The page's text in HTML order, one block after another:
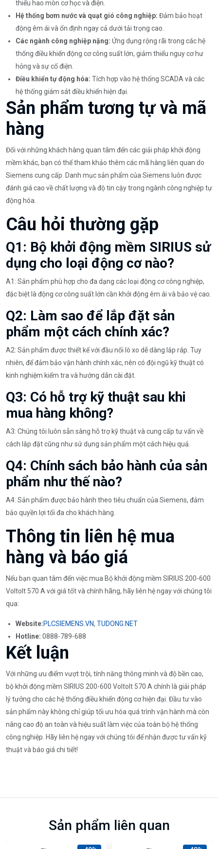
thiểu hao mòn cơ học và điện.
Hệ thống bơm nước và quạt gió công nghiệp: Đảm bảo hoạt
động êm ái và ổn định ngay cả dưới tải trọng cao.
Các ngành công nghiệp nặng: Ứng dụng rộng rãi trong các hệ
thống điều khiển động cơ công suất lớn, giảm thiểu nguy cơ hư
hỏng và sự cố điện.
Điều khiển tự động hóa: Tích hợp vào hệ thống SCADA và các
hệ thống giám sát điều khiển hiện đại.
Sản phẩm tương tự và mã
hàng
Đối với những khách hàng quan tâm đến các giải pháp khởi động
mềm khác, bạn có thể tham khảo thêm các mã hàng liên quan do
Siemens cung cấp. Danh mục sản phẩm của Siemens luôn được
đánh giá cao về chất lượng và độ tin cậy trong ngành công nghiệp tự
động hóa.
Câu hỏi thường gặp
Q1: Bộ khởi động mềm SIRIUS sử
dụng cho loại động cơ nào?
A1: Sản phẩm phù hợp cho đa dạng các loại động cơ công nghiệp,
đặc biệt là động cơ công suất lớn cần khởi động êm ái và bảo vệ cao.
Q2: Làm sao để lắp đặt sản
phẩm một cách chính xác?
A2: Sản phẩm được thiết kế với đầu nối lò xo dễ dàng lắp ráp. Tuy
nhiên, để đảm bảo vận hành chính xác, nên có đội ngũ kỹ thuật có
kinh nghiệm kiểm tra và hướng dẫn cài đặt.
Q3: Có hỗ trợ kỹ thuật sau khi
mua hàng không?
A3: Chúng tôi luôn sẵn sàng hỗ trợ kỹ thuật và cung cấp tư vấn về
cách lắp đặt cũng như sử dụng sản phẩm một cách hiệu quả.
Q4: Chính sách bảo hành của sản
phẩm như thế nào?
A4: Sản phẩm được bảo hành theo tiêu chuẩn của Siemens, đảm
bảo quyền lợi tối đa cho khách hàng.
Thông tin liên hệ mua
hàng và báo giá
Nếu bạn quan tâm đến việc mua Bộ khởi động mềm SIRIUS 200-600
Voltolt 570 A với giá tốt và chính hãng, hãy liên hệ ngay với chúng tôi
qua:
Website:PLCSIEMENS.VN, TUDONG.NET
Hotline: 0888-789-688
Kết luận
Với những ưu điểm vượt trội, tính năng thông minh và độ bền cao,
bộ khởi động mềm SIRIUS 200-600 Voltolt 570 A chính là giải pháp
lý tưởng cho các hệ thống điều khiển động cơ hiện đại. Đầu tư vào
sản phẩm này không chỉ giúp tối ưu hóa quá trình vận hành mà còn
nâng cao độ an toàn và hiệu suất làm việc của toàn bộ hệ thống
công nghiệp. Hãy liên hệ ngay với chúng tôi để nhận được tư vấn kỹ
thuật và báo giá chi tiết!
Sản phẩm liên quan